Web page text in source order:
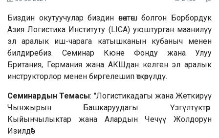
Биздин окутуучулар биздин өнөктөш болгон Борбордук
Азия Логистика Институту (LICA) уюштурган маанилүү
эл аралык иш-чарага катышканын кубаныч менен
билдиребиз. Семинар Кюне Фонду жана Улуу
Британия, Германия жана АКШдан келген эл аралык
инструкторлор менен биргелешип өткөрүлдү.
Семинардын Темасы: "Логистикадагы жана Жеткирүү
Чынжырын Башкаруудагы Үзгүлтүктөр:
Кыйынчылыктар жана Алардын Чечүү Жолдорун
Изилдөө".